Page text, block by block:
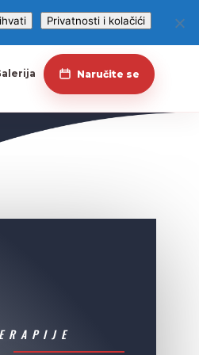
Naručite se
Privatnosti i kolačići